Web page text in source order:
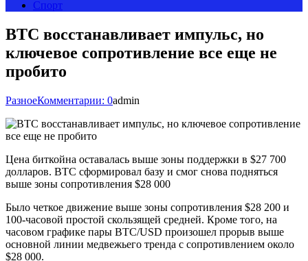
Спорт
BTC восстанавливает импульс, но
ключевое сопротивление все еще не
пробито
РазноеКомментарии: 0admin
Цена биткойна оставалась выше зоны поддержки в $27 700
долларов. BTC сформировал базу и смог снова подняться
выше зоны сопротивления $28 000
Было четкое движение выше зоны сопротивления $28 200 и
100-часовой простой скользящей средней. Кроме того, на
часовом графике пары BTC/USD произошел прорыв выше
основной линии медвежьего тренда с сопротивлением около
$28 000.